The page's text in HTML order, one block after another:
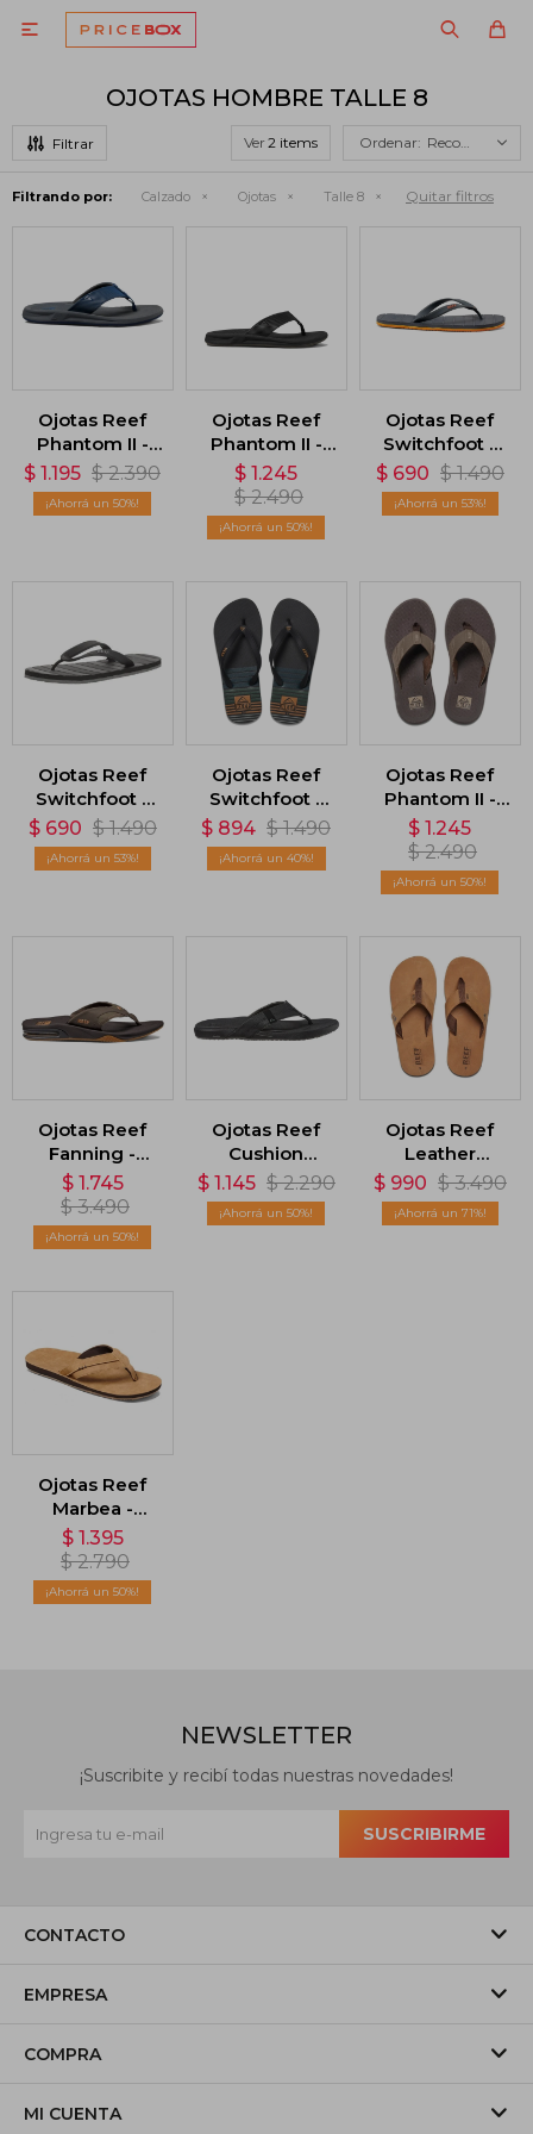

OJOTAS HOMBRE TALLE 8
Ver Recomendados
Filtrando por: Calzado Ojotas Talle 8 Quitar filtros
Ojotas Reef
Phantom II -
Gris
$ 1.195 $ 2.390
50
Ojotas Reef
Phantom II -
Negro
$ 1.245
$ 2.490
50
Ojotas Reef
Switchfoot -
Gris
$ 690 $ 1.490
53
Ojotas Reef
Switchfoot -
Azul
$ 690 $ 1.490
53
Ojotas Reef
Switchfoot -
Multicolor
$ 894 $ 1.490
40
Ojotas Reef
Phantom II -
Marrón
$ 1.245
$ 2.490
50
Ojotas Reef
Fanning -
Marrón
$ 1.745
$ 3.490
50
Ojotas Reef
Cushion
Phantom -
Negro
$ 1.145 $ 2.290
50
Ojotas Reef
Leather
Smoothy -
Marrón
$ 990 $ 3.490
71
Ojotas Reef
Marbea -
Marrón
$ 1.395
$ 2.790
50
CONTACTO
EMPRESA
COMPRA
MI CUENTA
NEWSLETTER
¡Suscribite y recibí todas nuestras novedades!
SUSCRIBIRME